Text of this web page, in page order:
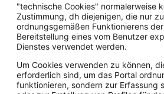
"technische Cookies" normalerweise
Zustimmung, dh diejenigen, die nur
ordnungsgemäßen Funktionierens
Bereitstellung eines vom Benutzer
Dienstes verwendet werden.
Um Cookies verwenden zu können,
erforderlich sind, um das Portal
funktionieren, sondern zur Erfassung